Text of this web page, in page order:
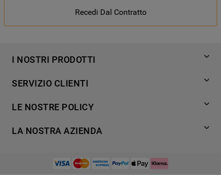
Recedi Dal Contratto
I NOSTRI PRODOTTI
Refrigerazione
Cottura
Aria condizionata
SERVIZIO CLIENTI
Supporto
Contatti
Service locator
LE NOSTRE POLICY
Cookie Policy
Etichette energetiche e schede prodotto
LA NOSTRA AZIENDA
Lavora con noi